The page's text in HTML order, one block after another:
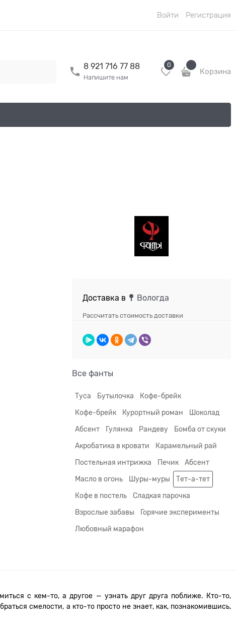
Войти Регистрация
8 921 716 77 88
Напишите нам
0
Корзина
Доставка в Вологда
Рассчитать стоимость доставки
Все фанты
Туса Бутылочка Кофе-брейк
Кофе-брейк Курортный роман Шоколад
Абсент Гулянка Рандеву Бомба от скуки
Акробатика в кровати Карамельный рай
Постельная интрижка Печик Абсент
Масло в огонь Шуры-муры Тет-а-тет
Кофе в постель Сладкая парочка
Взрослые забавы Горячие эксперименты
Любовный марафон
с кем-то, а другое — узнать друг друга поближе. Кто-то,
смелости, а кто-то просто не знает, как, познакомившись,